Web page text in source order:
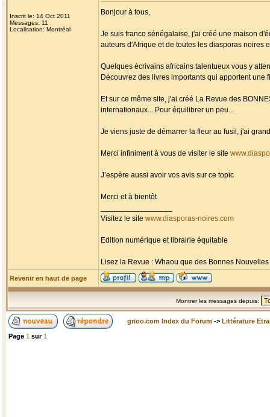
Inscrit le: 14 Oct 2011
Messages: 11
Localisation: Montréal
Bonjour à tous,
Je suis franco sénégalaise, j'ai créé une maison
auteurs d'Afrique et de toutes les diasporas noires
Quelques écrivains africains talentueux vous y
Découvrez des livres importants qui apportent
Et sur ce même site, j'ai créé La Revue des
internationaux... Pour équilibrer un peu...
Je viens juste de démarrer la fleur au fusil, j'ai
Merci infiniment à vous de visiter le site
J’espère aussi avoir vos avis sur ce topic
Merci et à bientôt
Visitez le site www.diasporas-noires.com
Edition numérique et librairie équitable
Lisez la Revue : Whaou que des Bonnes
Revenir en haut de page
Montrer les messages depuis:
grioo.com Index du Forum -> Littérature
Page 1 sur1